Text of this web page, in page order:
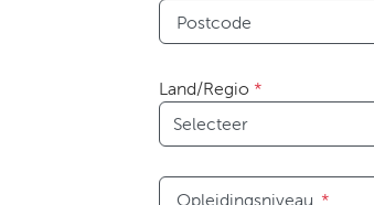
Postcode
Land/Regio *
Opleidingsniveau *